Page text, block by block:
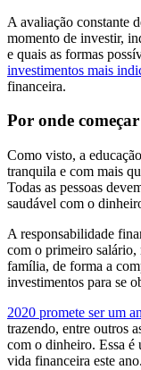
A avaliação constante
momento de investir,
e quais as formas
investimentos mais
financeira.
Por onde começar
Como visto, a
tranquila e com mais
Todas as pessoas
saudável com o
A responsabilidade
com o primeiro salário,
família, de forma a
investimentos para se
2020 promete ser um
trazendo, entre outros
com o dinheiro. Essa é
vida financeira este ano.